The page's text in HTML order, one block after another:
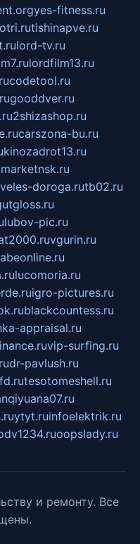
yes-fitness.ru
tishinapve.ru
lord-tv.ru
lordfilm13.ru
codetool.ru
gooddver.ru
2shizashop.ru
carszona-bu.ru
kinozadrot13.ru
veles-doroga.rutb02.ru
lubov-pic.ru
vgurin.ru
lucomoria.ru
igro-pictures.ru
blackcountess.ru
appraisal.ru
vip-surfing.ru
dr-pavlush.ru
tesotomeshell.ru
ytyt.ruinfoelektrik.ru
oopslady.ru
и ремонту. Все